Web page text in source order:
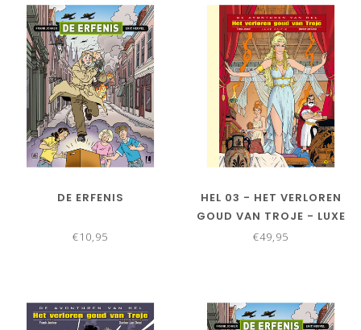
DE ERFENIS
€10,95
HEL 03 - HET VERLOREN
GOUD VAN TROJE - LUXE
EDITIE
€49,95